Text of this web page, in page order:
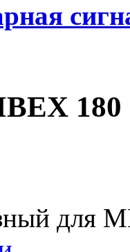
для